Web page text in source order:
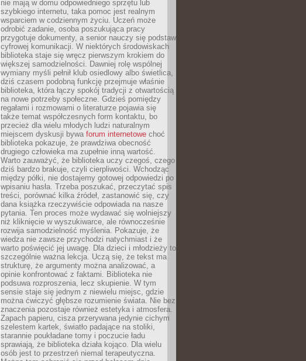
nie mają w domu odpowiedniego sprzętu lub
szybkiego internetu, taka pomoc jest realnym
wsparciem w codziennym życiu. Uczeń może
odrobić zadanie, osoba poszukująca pracy
przygotuje dokumenty, a senior nauczy się podstaw
cyfrowej komunikacji. W niektórych środowiskach
biblioteka staje się wręcz pierwszym krokiem do
większej samodzielności. Dawniej rolę wspólnej
wymiany myśli pełnił klub osiedlowy albo świetlica,
dziś czasem podobną funkcję przejmuje właśnie
biblioteka, która łączy spokój tradycji z otwartością
na nowe potrzeby społeczne. Gdzieś pomiędzy
regałami i rozmowami o literaturze pojawia się
także temat współczesnych form kontaktu, bo
przecież dla wielu młodych ludzi naturalnym
miejscem dyskusji bywa forum internetowe choć
biblioteka pokazuje, że prawdziwa obecność
drugiego człowieka ma zupełnie inną wartość.
Warto zauważyć, że biblioteka uczy czegoś, czego
dziś bardzo brakuje, czyli cierpliwości. Wchodząc
między półki, nie dostajemy gotowej odpowiedzi po
wpisaniu hasła. Trzeba poszukać, przeczytać spis
treści, porównać kilka źródeł, zastanowić się, czy
dana książka rzeczywiście odpowiada na nasze
pytania. Ten proces może wydawać się wolniejszy
niż kliknięcie w wyszukiwarce, ale równocześnie
rozwija samodzielność myślenia. Pokazuje, że
wiedza nie zawsze przychodzi natychmiast i że
warto poświęcić jej uwagę. Dla dzieci i młodzieży to
szczególnie ważna lekcja. Uczą się, że tekst ma
strukturę, że argumenty można analizować, a
opinie konfrontować z faktami. Biblioteka nie
podsuwa rozproszenia, lecz skupienie. W tym
sensie staje się jednym z niewielu miejsc, gdzie
można ćwiczyć głębsze rozumienie świata. Nie bez
znaczenia pozostaje również estetyka i atmosfera.
Zapach papieru, cisza przerywana jedynie cichym
szelestem kartek, światło padające na stoliki,
starannie poukładane tomy i poczucie ładu
sprawiają, że biblioteka działa kojąco. Dla wielu
osób jest to przestrzeń niemal terapeutyczna.